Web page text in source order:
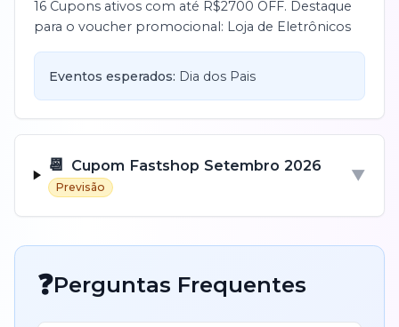
16 Cupons ativos com até R$2700 OFF. Destaque
para o voucher promocional: Loja de Eletrônicos
Eventos esperados: Dia dos Pais
📆 Cupom Fastshop Setembro 2026
Previsão
▼
❓Perguntas Frequentes